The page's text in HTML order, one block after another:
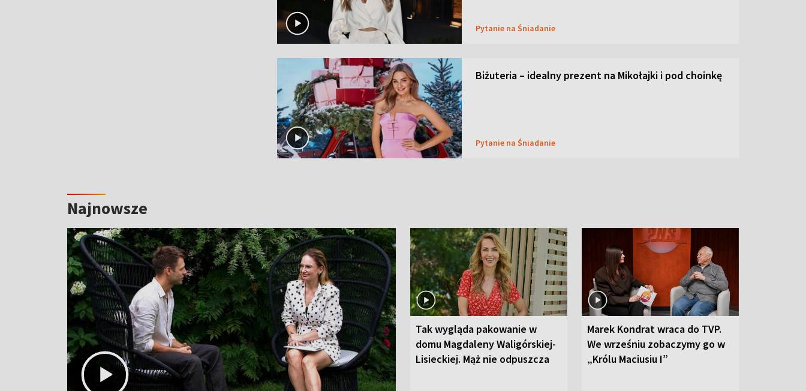
Pytanie na Śniadanie
Biżuteria – idealny prezent na Mikołajki i pod choinkę
Pytanie na Śniadanie
Najnowsze
Tak wygląda pakowanie w
domu Magdaleny Waligórskiej-
Lisieckiej. Mąż nie odpuszcza
Marek Kondrat wraca do TVP.
We wrześniu zobaczymy go w
„Królu Maciusiu I”